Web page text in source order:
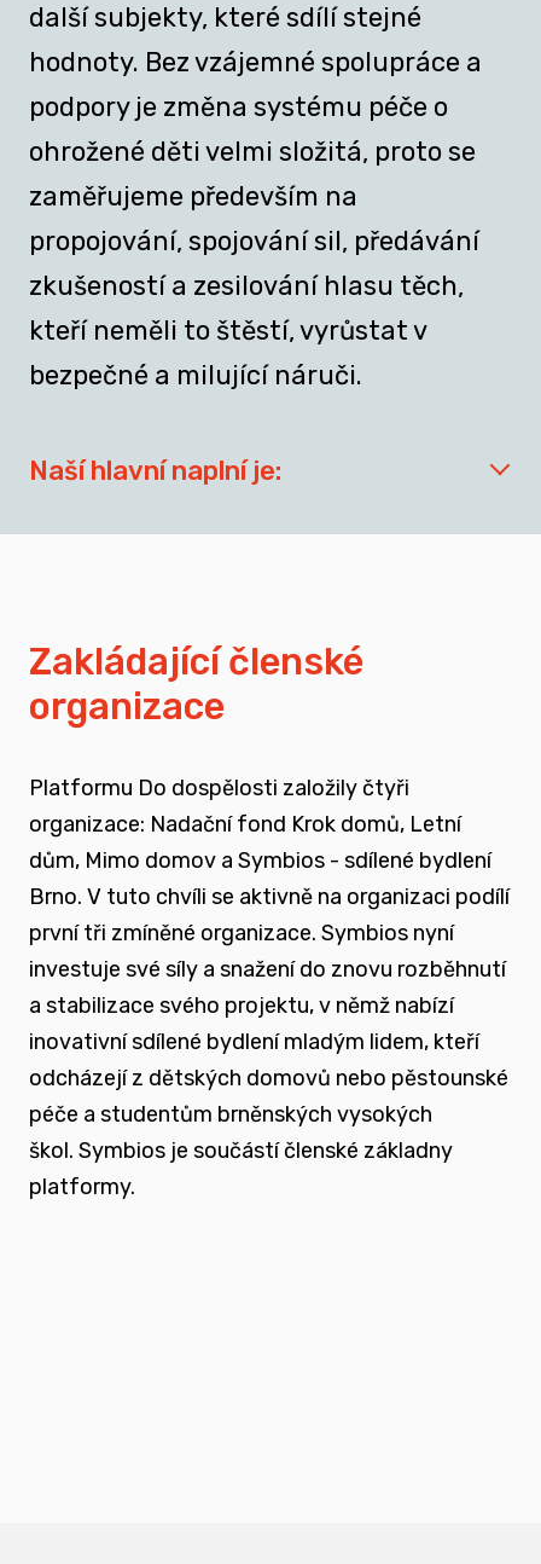
další subjekty, které sdílí stejné
hodnoty. Bez vzájemné spolupráce a
podpory je změna systému péče o
ohrožené děti velmi složitá, proto se
zaměřujeme především na
propojování, spojování sil, předávání
zkušeností a zesilování hlasu těch,
kteří neměli to štěstí, vyrůstat v
bezpečné a milující náruči.
Naší hlavní naplní je:
spojovat sílu hlasu nevládního sektoru v
zapojovat se do advokační činnosti, která
souvisí i se změnou legislativy a systému
jako takového
nést a podporovat sílu hlasu těch, kteří
vyrůstali mimo své biologické rodiny
rozvíjet dialog a vést kontruktivní debaty
spojené se změnou systému péče o
podporovat vzdělání a osvětu nejen u
Zakládající členské
organizace
Platformu Do dospělosti založily čtyři
organizace: Nadační fond Krok domů, Letní
dům, Mimo domov a Symbios - sdílené bydlení
Brno. V tuto chvíli se aktivně na organizaci podílí
první tři zmíněné organizace. Symbios nyní
investuje své síly a snažení do znovu rozběhnutí
a stabilizace svého projektu, v němž nabízí
inovativní sdílené bydlení mladým lidem, kteří
odcházejí z dětských domovů nebo pěstounské
péče a studentům brněnských vysokých
škol. Symbios je součástí členské základny
platformy.